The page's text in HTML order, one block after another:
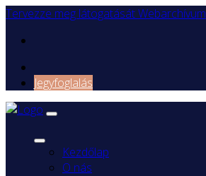
Tervezze meg látogatásátWebarchívum
Jegyfoglalás
Kezdőlap
O nás